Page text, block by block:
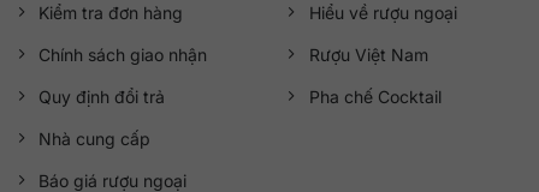
Kiểm tra đơn hàng
Chính sách giao nhận
Quy định đổi trả
Nhà cung cấp
Báo giá rượu ngoại
Hiểu về rượu ngoại
Rượu Việt Nam
Pha chế Cocktail